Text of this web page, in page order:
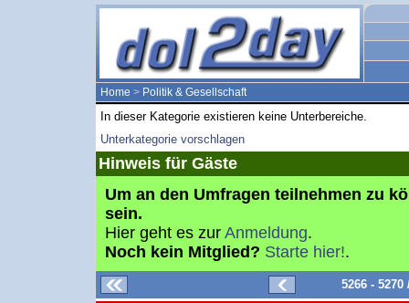
Home > Politik & Gesellschaft
In dieser Kategorie existieren keine Unterbereiche.
Unterkategorie vorschlagen
Hinweis für Gäste
Um an den Umfragen teilnehmen zu
sein.
Hier geht es zur Anmeldung.
Noch kein Mitglied? Starte hier!.
5266 -